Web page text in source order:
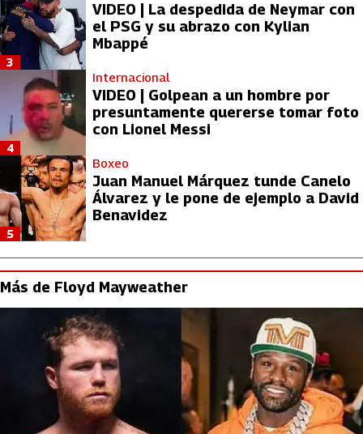
VIDEO | La despedida de Neymar con
el PSG y su abrazo con Kylian
Mbappé
3
Internacional
VIDEO | Golpean a un hombre por
presuntamente quererse tomar foto
con Lionel Messi
4
Boxeo
Juan Manuel Márquez tunde Canelo
Álvarez y le pone de ejemplo a David
Benavidez
5
Más de Floyd Mayweather